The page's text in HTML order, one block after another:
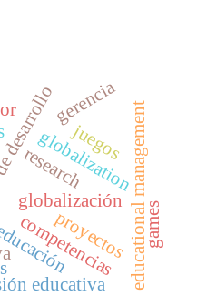
globalización
globalizationeducational management
educativa
competencias
proyectos
research
gerencia
juegos
games